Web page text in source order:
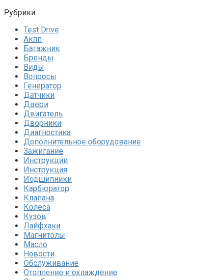
Рубрики
Test Drive
Акпп
Багажник
Бренды
Виды
Вопросы
Генератор
Датчики
Двери
Двигатель
Дворники
Диагностика
Дополнительное оборудование
Зажигание
Инструкции
Инструкция
Иодшипники
Карбюратор
Клапана
Колеса
Кузов
Лайфхаки
Магнитолы
Масло
Новости
Обслуживание
Отопление и охлаждение